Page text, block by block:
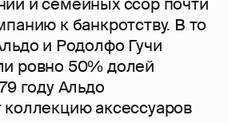
и семейных ссор почти
к банкротству. В то
и Родолфо Гучи
ровно 50% долей
году Альдо
коллекцию аксессуаров